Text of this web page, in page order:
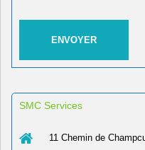
SMC Services
11 Chemin de